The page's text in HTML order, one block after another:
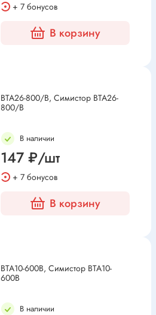
+ 7 бонусов
В корзину
BTA26-800/B, Симистор BTA26-
800/B
В наличии
147 ₽/шт
+ 7 бонусов
В корзину
BTA10-600B, Симистор BTA10-
600B
В наличии